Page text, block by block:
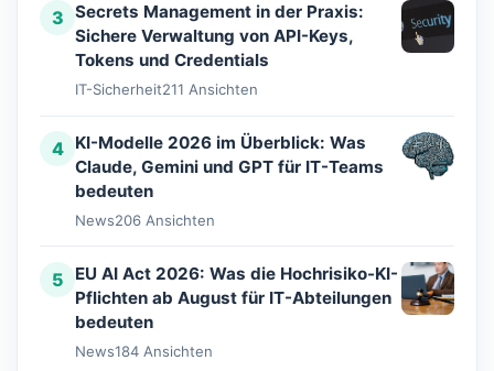
3 Secrets Management in der Praxis:
Sichere Verwaltung von API-Keys,
Tokens und Credentials
IT-Sicherheit211 Ansichten
4
KI-Modelle 2026 im Überblick: Was
Claude, Gemini und GPT für IT-Teams
bedeuten
News206 Ansichten
5
EU AI Act 2026: Was die Hochrisiko-KI-
Pflichten ab August für IT-Abteilungen
bedeuten
News184 Ansichten